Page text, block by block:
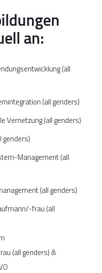
an:
(all
(all genders)
Vernetzung (all genders)
genders)
Management (all
(all genders)
frau (all
(all genders) &